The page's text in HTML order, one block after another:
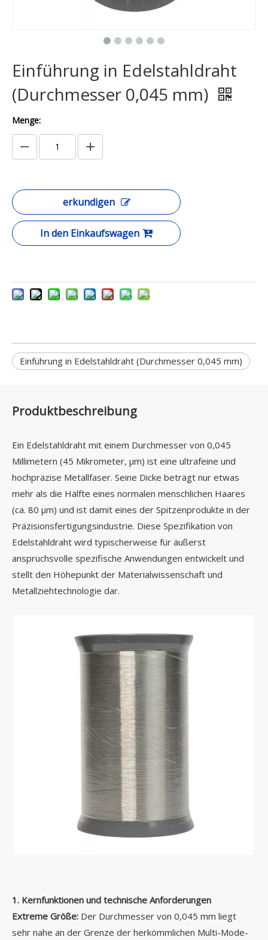
Einführung in Edelstahldraht
(Durchmesser 0,045 mm)
Menge:
erkundigen
In den Einkaufswagen
Einführung in Edelstahldraht (Durchmesser 0,045 mm)
Produktbeschreibung
Ein Edelstahldraht mit einem Durchmesser von 0,045
Millimetern (45 Mikrometer, µm) ist eine ultrafeine und
hochpräzise Metallfaser. Seine Dicke beträgt nur etwas
mehr als die Hälfte eines normalen menschlichen Haares
(ca. 80 µm) und ist damit eines der Spitzenprodukte in der
Präzisionsfertigungsindustrie. Diese Spezifikation von
Edelstahldraht wird typischerweise für äußerst
anspruchsvolle spezifische Anwendungen entwickelt und
stellt den Höhepunkt der Materialwissenschaft und
Metallziehtechnologie dar.
1. Kernfunktionen und technische Anforderungen
Extreme Größe: Der Durchmesser von 0,045 mm liegt
sehr nahe an der Grenze der herkömmlichen Multi-Mode-